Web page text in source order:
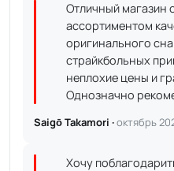
Отличный магазин
ассортиментом
оригинального
страйкбольных
неплохие цены и
Однозначно
Saigō Takamori ·октябрь
Хочу